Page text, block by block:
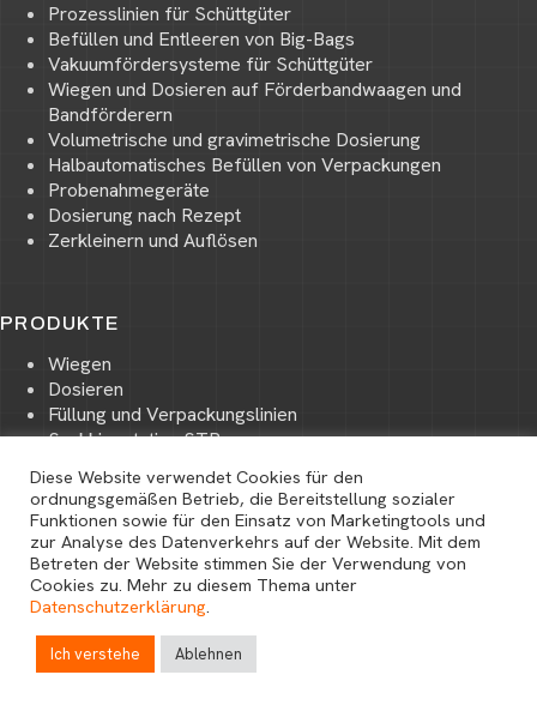
Prozesslinien für Schüttgüter
Befüllen und Entleeren von Big-Bags
Vakuumfördersysteme für Schüttgüter
Wiegen und Dosieren auf Förderbandwaagen und
Bandförderern
Volumetrische und gravimetrische Dosierung
Halbautomatisches Befüllen von Verpackungen
Probenahmegeräte
Dosierung nach Rezept
Zerkleinern und Auflösen
PRODUKTE
Wiegen
Dosieren
Füllung und Verpackungslinien
Sackkippstation STB
Pneumatische Vakuumförderung
Pneumatische Druckförderung
Lagerung und Transport von Schüttgütern
Vorzerkleinerung, Zerkleinerung und Granulierung
von Schüttgütern
Prozesssteuerungs- und Visualisierungssysteme
Copyright © 2026 Wszelkie prawa zastrzeżone |
Diese Website verwendet Cookies für den
ordnungsgemäßen Betrieb, die Bereitstellung sozialer
Funktionen sowie für den Einsatz von Marketingtools und
zur Analyse des Datenverkehrs auf der Website. Mit dem
Betreten der Website stimmen Sie der Verwendung von
Cookies zu. Mehr zu diesem Thema unter
Datenschutzerklärung.
Ich verstehe Ablehnen
O
p
e